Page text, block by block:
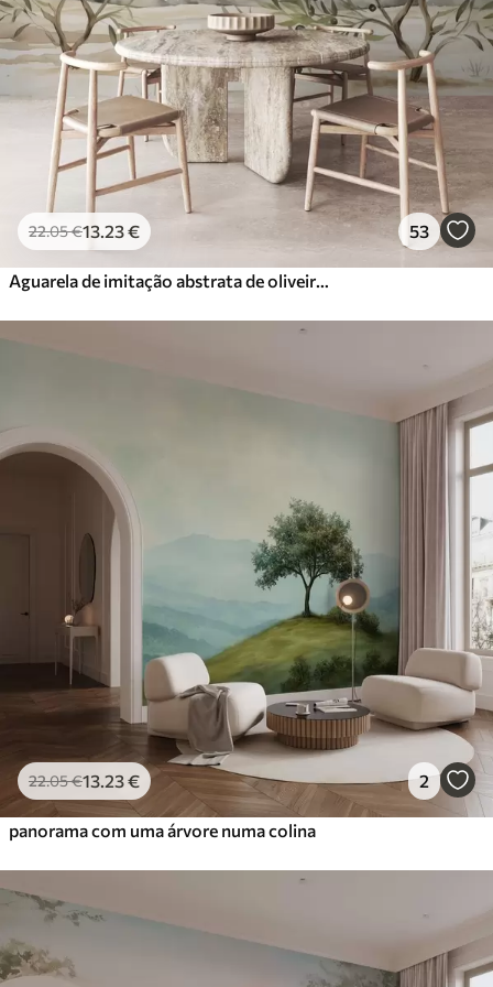
22.05€13 .23€ 53
22.05€13 .23€ 2
panorama com uma árvore numa colina